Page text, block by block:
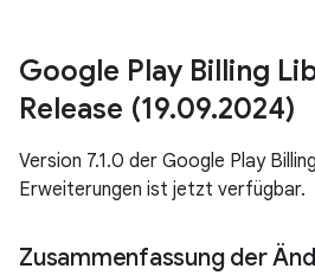
Google Play Billing
Release (19.09.2024)
Version 7.1.0 der Google Play
Erweiterungen ist jetzt verfügbar.
Zusammenfassung der